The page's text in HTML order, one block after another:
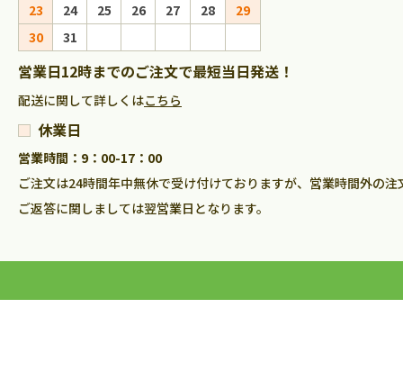
23
24 25 26 27 28
29
30
31
営業日12時までのご注文で最短当日発送！
配送に関して詳しくはこちら
休業日
営業時間：9：00-17：00
ご注文は24時間年中無休で受け付けておりますが、営業時間外の
ご返答に関しましては翌営業日となります。